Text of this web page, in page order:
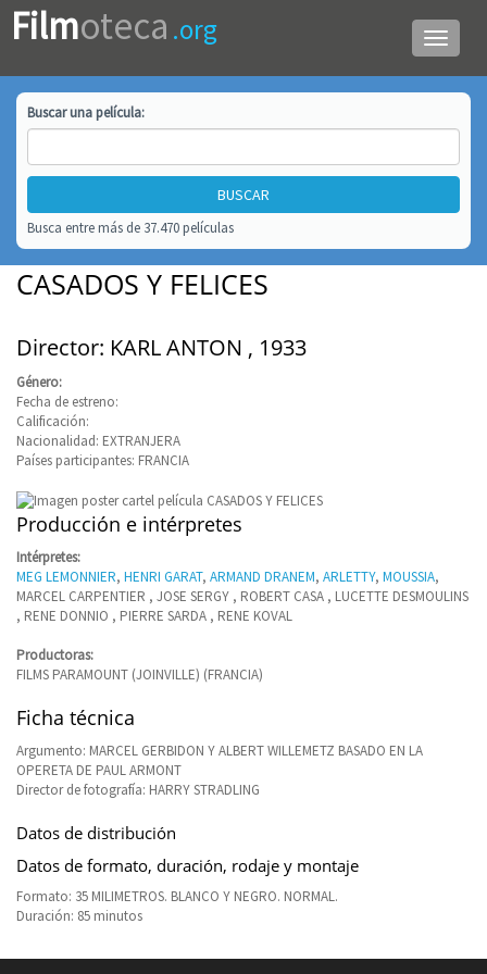
Menú
de
Filmoteca .org
Buscar unapelícula:
Busca entre más de 37.470 películas
CASADOS Y FELICES
Director: KARL ANTON , 1933
Género:
Fecha de estreno:
Calificación:
Nacionalidad: EXTRANJERA
Países participantes: FRANCIA
Producción e intérpretes
Intérpretes:
MEG LEMONNIER, HENRI GARAT, ARMAND DRANEM, ARLETTY, MOUSSIA,
MARCEL CARPENTIER , JOSE SERGY , ROBERT CASA , LUCETTE DESMOULINS
, RENE DONNIO , PIERRE SARDA , RENE KOVAL
Productoras:
FILMS PARAMOUNT (JOINVILLE) (FRANCIA)
Ficha técnica
Argumento: MARCEL GERBIDON Y ALBERT WILLEMETZ BASADO EN LA
OPERETA DE PAUL ARMONT
Director de fotografía: HARRY STRADLING
Datos de distribución
Datos de formato, duración, rodaje y montaje
Formato: 35 MILIMETROS. BLANCO Y NEGRO. NORMAL.
Duración: 85 minutos